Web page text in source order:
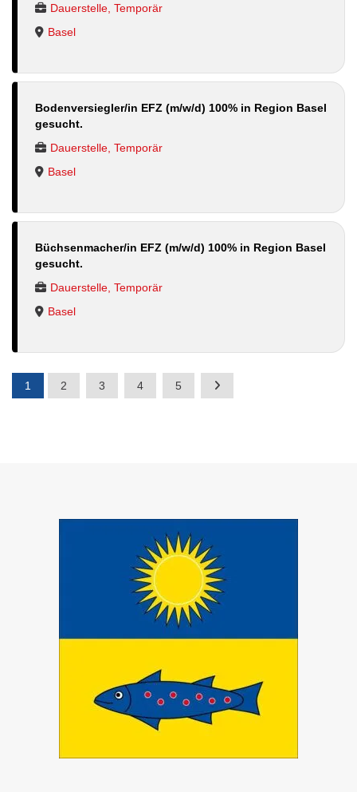
Dauerstelle, Temporär
Basel
Bodenversiegler/in EFZ (m/w/d) 100% in Region Basel
gesucht.
Dauerstelle, Temporär
Basel
Büchsenmacher/in EFZ (m/w/d) 100% in Region Basel
gesucht.
Dauerstelle, Temporär
Basel
1 2 3 4 5